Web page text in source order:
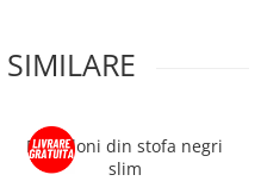
Pantaloni din stofa negri
slim